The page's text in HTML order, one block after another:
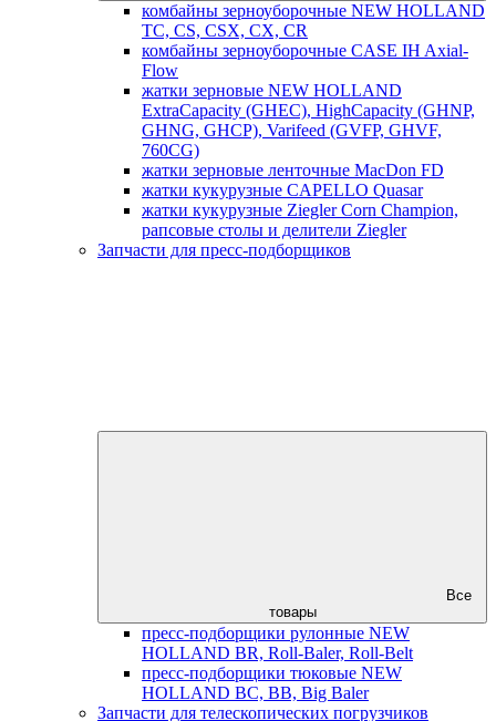
комбайны зерноуборочные NEW HOLLAND
TC, CS, CSX, CX, CR
комбайны зерноуборочные CASE IH Axial-
Flow
жатки зерновые NEW HOLLAND
ExtraCapacity (GHEC), HighCapacity (GHNP,
GHNG, GHCP), Varifeed (GVFP, GHVF,
760CG)
жатки зерновые ленточные MacDon FD
жатки кукурузные CAPELLO Quasar
жатки кукурузные Ziegler Corn Champion,
рапсовые столы и делители Ziegler
Запчасти для пресс-подборщиков
Все
товары
пресс-подборщики рулонные NEW
HOLLAND BR, Roll-Baler, Roll-Belt
пресс-подборщики тюковые NEW
HOLLAND BC, BB, Big Baler
Запчасти для телескопических погрузчиков